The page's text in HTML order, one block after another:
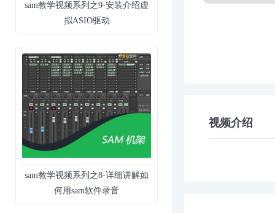
sam教学视频系列之9-安装介绍虚
拟ASIO驱动
sam教学视频系列之8-详细讲解如
何用sam软件录音
视频介绍